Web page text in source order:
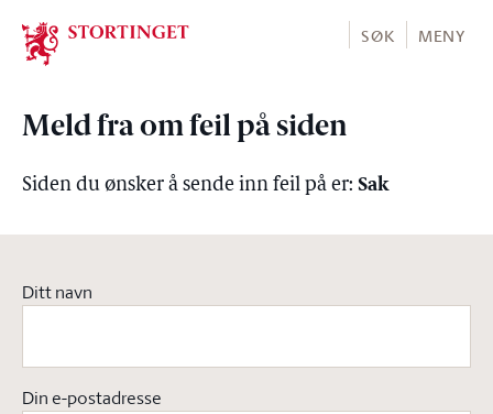
Stortinget.no
SØK MENY
Meld fra om feil på siden
Siden du ønsker å sende inn feil på er: Sak
Ditt navn
Din e-postadresse